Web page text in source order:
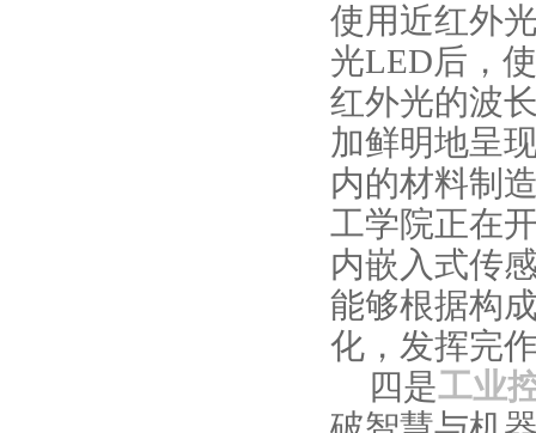
使用近红外
光LED后，
红外光的波
加鲜明地呈
内的材料制
工学院正在
内嵌入式传
能够根据构
化，发挥完
四是工业